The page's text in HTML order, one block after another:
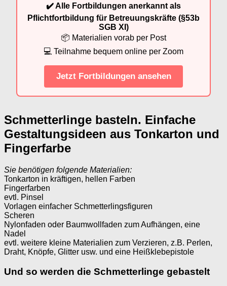
✔️ Alle Fortbildungen anerkannt als
Pflichtfortbildung für Betreuungskräfte (§53b
SGB XI)
📦 Materialien vorab per Post
💻 Teilnahme bequem online per Zoom
Jetzt Fortbildungen ansehen
Schmetterlinge basteln. Einfache
Gestaltungsideen aus Tonkarton und
Fingerfarbe
Sie benötigen folgende Materialien:
Tonkarton in kräftigen, hellen Farben
Fingerfarben
evtl. Pinsel
Vorlagen einfacher Schmetterlingsfiguren
Scheren
Nylonfaden oder Baumwollfaden zum Aufhängen, eine
Nadel
evtl. weitere kleine Materialien zum Verzieren, z.B. Perlen,
Draht, Knöpfe, Glitter usw. und eine Heißklebepistole
Und so werden die Schmetterlinge gebastelt